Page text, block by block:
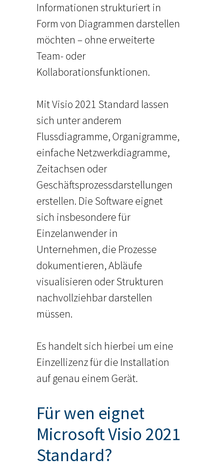
Informationen strukturiert in
Form von Diagrammen darstellen
möchten – ohne erweiterte
Team- oder
Kollaborationsfunktionen.
Mit Visio 2021 Standard lassen
sich unter anderem
Flussdiagramme, Organigramme,
einfache Netzwerkdiagramme,
Zeitachsen oder
Geschäftsprozessdarstellungen
erstellen. Die Software eignet
sich insbesondere für
Einzelanwender in
Unternehmen, die Prozesse
dokumentieren, Abläufe
visualisieren oder Strukturen
nachvollziehbar darstellen
müssen.
Es handelt sich hierbei um eine
Einzellizenz für die Installation
auf genau einem Gerät.
Für wen eignet
Microsoft Visio 2021
Standard?